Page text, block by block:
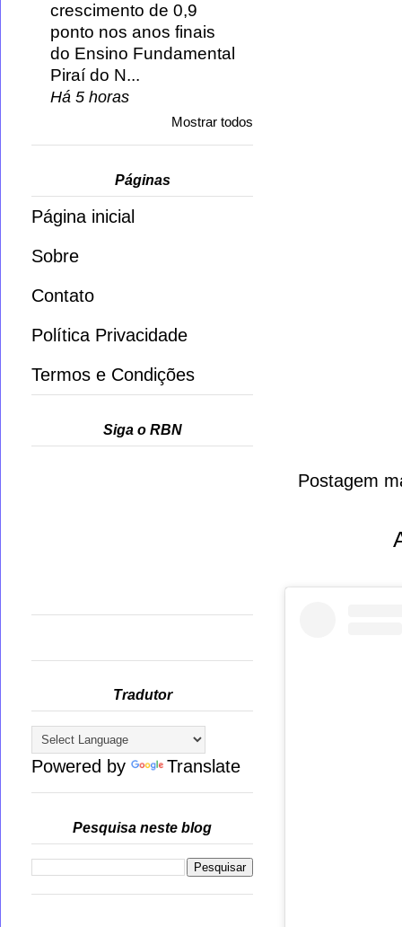
Postagem
crescimento de 0,9
ponto nos anos finais
do Ensino Fundamental
Piraí do N...
Há 5 horas
Mostrar todos
Páginas
Página inicial
Sobre
Contato
Política Privacidade
Termos e Condições
Siga o RBN
Tradutor
Powered by Translate
Pesquisa neste blog